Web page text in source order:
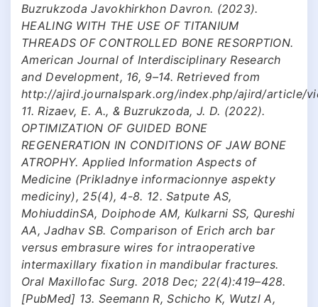
Buzrukzoda Javokhirkhon Davron. (2023).
HEALING WITH THE USE OF TITANIUM
THREADS OF CONTROLLED BONE RESORPTION.
American Journal of Interdisciplinary Research
and Development, 16, 9–14. Retrieved from
http://ajird.journalspark.org/index.php/ajird/article/
11. Rizaev, E. A., & Buzrukzoda, J. D. (2022).
OPTIMIZATION OF GUIDED BONE
REGENERATION IN CONDITIONS OF JAW BONE
ATROPHY. Applied Information Aspects of
Medicine (Prikladnye informacionnye aspekty
mediciny), 25(4), 4-8. 12. Satpute AS,
MohiuddinSA, Doiphode AM, Kulkarni SS, Qureshi
AA, Jadhav SB. Comparison of Erich arch bar
versus embrasure wires for intraoperative
intermaxillary fixation in mandibular fractures.
Oral Maxillofac Surg. 2018 Dec; 22(4):419–428.
[PubMed] 13. Seemann R, Schicho K, Wutzl A,